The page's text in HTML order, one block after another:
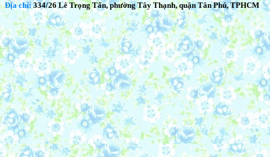
Địa chỉ:334/26 Lê Trọng Tấn, phường Tây Thạnh, quận Tân Phú, TPHCM